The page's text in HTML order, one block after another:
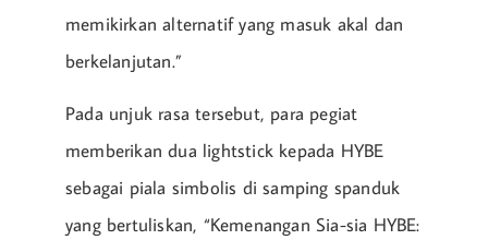
memikirkan alternatif yang masuk akal dan
berkelanjutan.”
Pada unjuk rasa tersebut, para pegiat
memberikan dua lightstick kepada HYBE
sebagai piala simbolis di samping spanduk
yang bertuliskan, “Kemenangan Sia-sia HYBE: